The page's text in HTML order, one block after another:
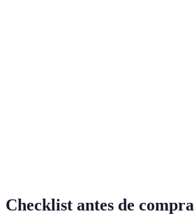
Checklist antes de compra